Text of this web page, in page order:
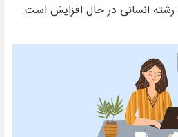
انسانی در حال افزایش است.